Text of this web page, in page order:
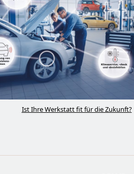
Ist Ihre Werkstatt fit für die Zukunft?